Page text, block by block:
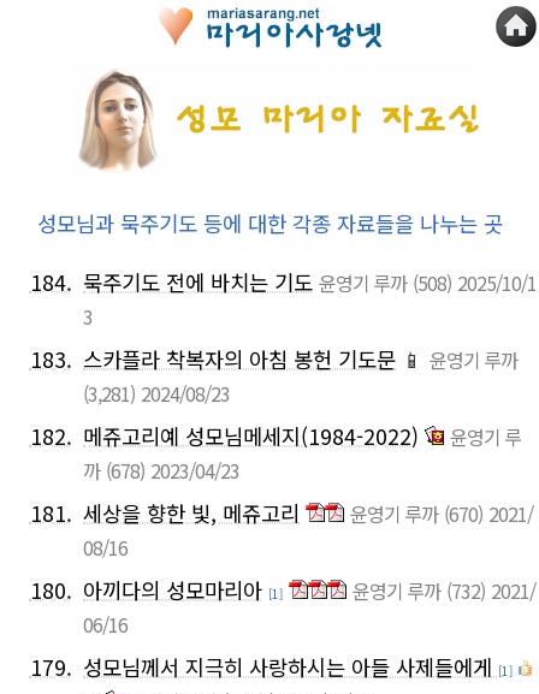
성모님과 묵주기도 등에 대한 각종 자료들을 나누는 곳
184. 묵주기도 전에 바치는 기도 윤영기 루까 (508) 2025/10/1
3
183. 스카플라 착복자의 아침 봉헌 기도문 📱 윤영기 루까
(3,281) 2024/08/23
182. 메쥬고리예 성모님메세지(1984-2022)
윤영기 루
까 (678) 2023/04/23
181. 세상을 향한 빛, 메쥬고리 윤영기 루까 (670) 2021/
08/16
180. 아끼다의 성모마리아 [1] 윤영기 루까 (732) 2021/
06/16
179. 성모님께서 지극히 사랑하시는 아들 사제들에게 [1]